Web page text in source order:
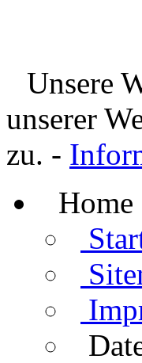
Unsere
unserer
zu. -
Home